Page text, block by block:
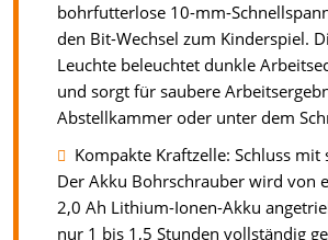
bohrfutterlose 10-mm-
den Bit-Wechsel zum Kinderspiel.
Leuchte beleuchtet dunkle
und sorgt für saubere
Abstellkammer oder unter dem
Kompakte Kraftzelle: Schluss mit
Der Akku Bohrschrauber wird von
2,0 Ah Lithium-Ionen-Akku
nur 1 bis 1,5 Stunden vollständig